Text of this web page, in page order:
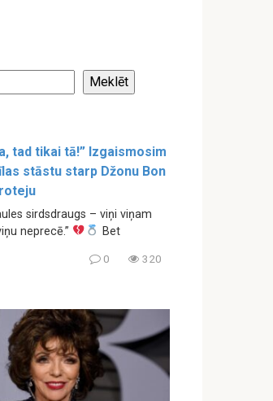
Meklēt
tad tikai tā!” Izgaismosim
stāstu starp Džonu Bon
sirdsdraugs – viņi viņam
neprecē.”
Bet
0 320